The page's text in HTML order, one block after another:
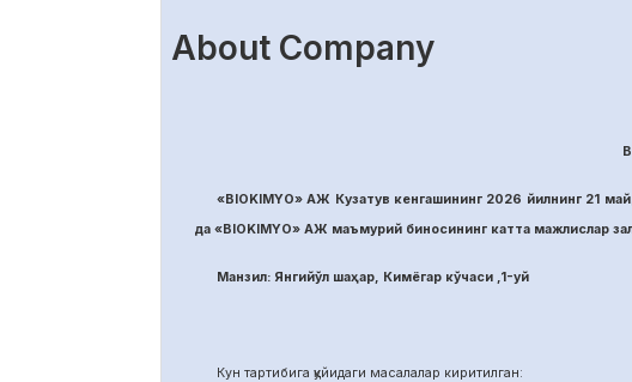
About Company
«BIOKIMYO» АЖ Кузатув кенгашининг 2026 йилнинг 21
да «BIOKIMYO» АЖ маъмурий биносининг катта мажлислар
Манзил: Янгийўл шаҳар, Кимёгар кўчаси ,1-уй
Кун тартибига қуйидаги масалалар киритилган: